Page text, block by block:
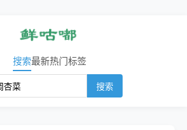
搜索最新热门标签
搜索